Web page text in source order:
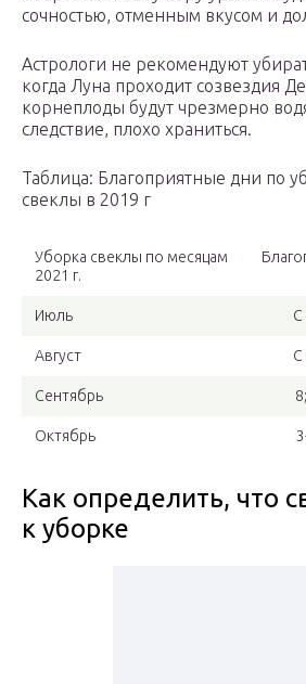
сочностью, отменным вкусом и
Астрологи не рекомендуют
когда Луна проходит созвездия
корнеплоды будут чрезмерно
следствие, плохо храниться.
Таблица: Благоприятные дни по
свеклы в 2019 г
Уборка свеклы по месяцам
2021 г.
Июль С
Август С
Сентябрь
Октябрь
Как определить, что
к уборке